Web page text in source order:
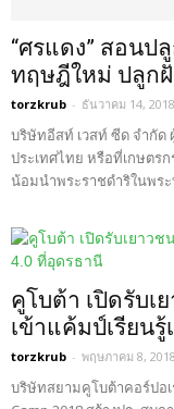
“ศรแดง” สอนป
ทฤษฎีใหม่ ปลูกฝั
torzkrub - ธันวาคม 14, 2018
บริษัทอีสท์ เวสท์ ซีด จำกั
ประเทศไทย หรือที่เกษตร
น้อมนำพระราชดำริในพร
คูโบต้า เปิดรับเ
เข้าแค้มป์เรียน
torzkrub - พฤษภาคม 8, 2018
บริษัทสยามคูโบต้าคอร์ปอเ